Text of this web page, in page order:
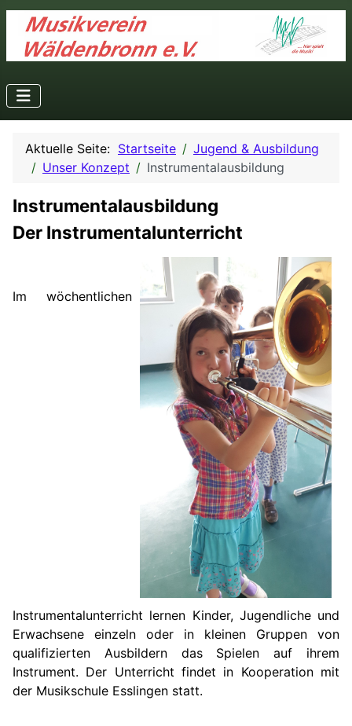
Aktuelle Seite: Startseite
Jugend & Ausbildung
Unser Konzept
Instrumentalausbildung
Instrumentalausbildung
Der Instrumentalunterricht
Im wöchentlichen
Instrumentalunterricht lernen Kinder, Jugendliche und
Erwachsene einzeln oder in kleinen Gruppen von
qualifizierten Ausbildern das Spielen auf ihrem
Instrument. Der Unterricht findet in Kooperation mit
der Musikschule Esslingen statt.